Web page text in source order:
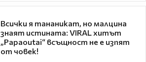
Всички я тананикат, но малцина
знаят истината: VIRAL хитът
„Papaoutai“ всъщност не е изпят
от човек!